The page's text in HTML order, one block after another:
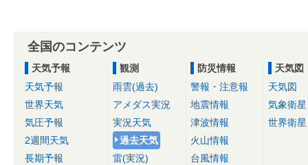
全国のコンテンツ
天気予報
天気予報
世界天気
気圧予報
2週間天気
長期予報
観測
雨雲(過去)
アメダス実況
実況天気
過去天気
雷(実況)
防災情報
警報・注意報
地震情報
津波情報
火山情報
台風情報
天気図
天気図
気象衛星
世界衛星